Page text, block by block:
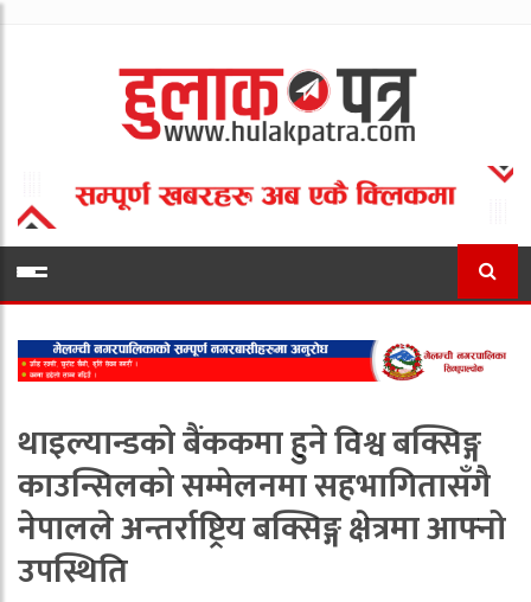
थाइल्यान्डको बैंककमा हुने विश्व बक्सिङ्ग
काउन्सिलको सम्मेलनमा सहभागितासँगै
नेपालले अन्तर्राष्ट्रिय बक्सिङ्ग क्षेत्रमा आफ्नो
उपस्थिति